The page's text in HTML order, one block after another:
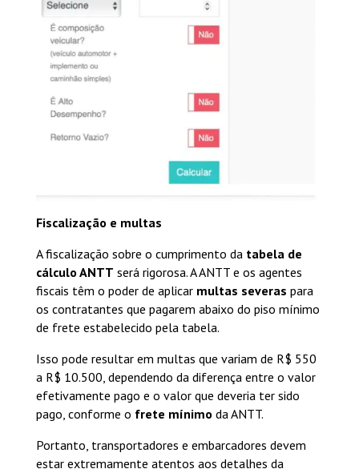
Fiscalização e multas
A fiscalização sobre o cumprimento da tabela de
cálculo ANTT será rigorosa. A ANTT e os agentes
fiscais têm o poder de aplicar multas severas para
os contratantes que pagarem abaixo do piso mínimo
de frete estabelecido pela tabela.
Isso pode resultar em multas que variam de R$ 550
a R$ 10.500, dependendo da diferença entre o valor
efetivamente pago e o valor que deveria ter sido
pago, conforme o frete mínimo da ANTT.
Portanto, transportadores e embarcadores devem
estar extremamente atentos aos detalhes da